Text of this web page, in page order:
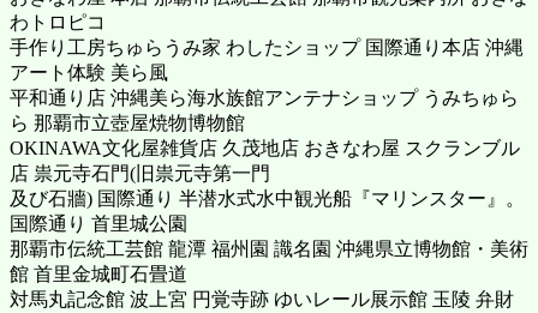
わトロピコ
手作り工房ちゅらうみ家 わしたショップ 国際通り本店 沖縄
アート体験 美ら風
平和通り店 沖縄美ら海水族館アンテナショップ うみちゅら
ら 那覇市立壺屋焼物博物館
OKINAWA文化屋雑貨店 久茂地店 おきなわ屋 スクランブル
店 祟元寺石門(旧祟元寺第一門
及び石牆) 国際通り 半潜水式水中観光船『マリンスター』。
国際通り 首里城公園
那覇市伝統工芸館 龍潭 福州園 識名園 沖縄県立博物館・美術
館 首里金城町石畳道
対馬丸記念館 波上宮 円覚寺跡 ゆいレール展示館 玉陵 弁財